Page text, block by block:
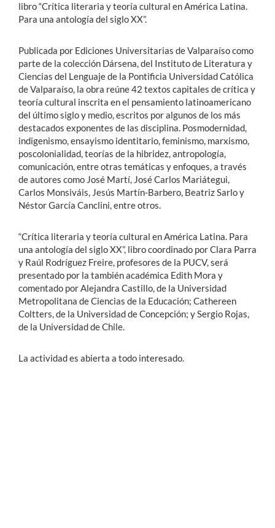
English
libro “Crítica literaria y teoría cultural en América Latina.
Para una antología del siglo XX”.
Publicada por Ediciones Universitarias de Valparaíso como
parte de la colección Dársena, del Instituto de Literatura y
Ciencias del Lenguaje de la Pontificia Universidad Católica
de Valparaíso, la obra reúne 42 textos capitales de crítica y
teoría cultural inscrita en el pensamiento latinoamericano
del último siglo y medio, escritos por algunos de los más
destacados exponentes de las disciplina. Posmodernidad,
indigenismo, ensayismo identitario, feminismo, marxismo,
poscolonialidad, teorías de la hibridez, antropología,
comunicación, entre otras temáticas y enfoques, a través
de autores como José Martí, José Carlos Mariátegui,
Carlos Monsiváis, Jesús Martín-Barbero, Beatriz Sarlo y
Néstor García Canclini, entre otros.
“Crítica literaria y teoría cultural en América Latina. Para
una antología del siglo XX”, libro coordinado por Clara Parra
y Raúl Rodríguez Freire, profesores de la PUCV, será
presentado por la también académica Edith Mora y
comentado por Alejandra Castillo, de la Universidad
Metropolitana de Ciencias de la Educación; Cathereen
Coltters, de la Universidad de Concepción; y Sergio Rojas,
de la Universidad de Chile.
La actividad es abierta a todo interesado.